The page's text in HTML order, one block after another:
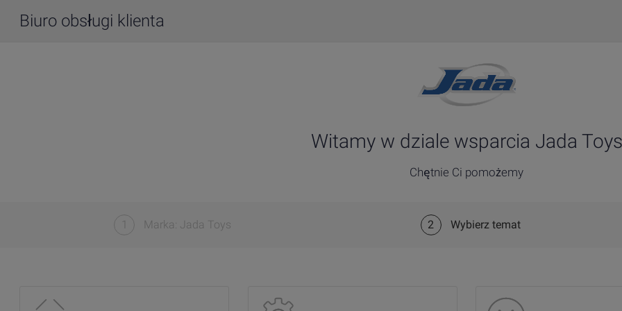
Biuro obsługi klienta
Witamy w dziale wsparcia Jada Toys
Chętnie Ci pomożemy
1 Marka: Jada Toys 2 Wybierz temat